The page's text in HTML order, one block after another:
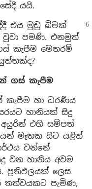
යයි.
එය මුඩු බිමක්
වූවා පමණි. එනමුත්
කැපීම මෙතරම්
ගස් කැපීම
කැපීම හා ධරණීය
හානියක් සිදු
එහි සම්පත්
මෑතක සිට යළිත්
වන්නේ
වන හානිය අවම
ප්‍රතිඵලයක් ලෙස
තත්වයකට පැමිණ,